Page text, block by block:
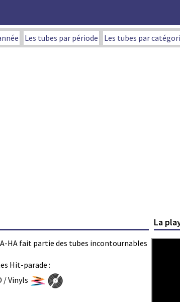
Les tubes par période Les tubes par
HA fait partie des tubes incontournables
Hit-parade :
La
/ Vinyls